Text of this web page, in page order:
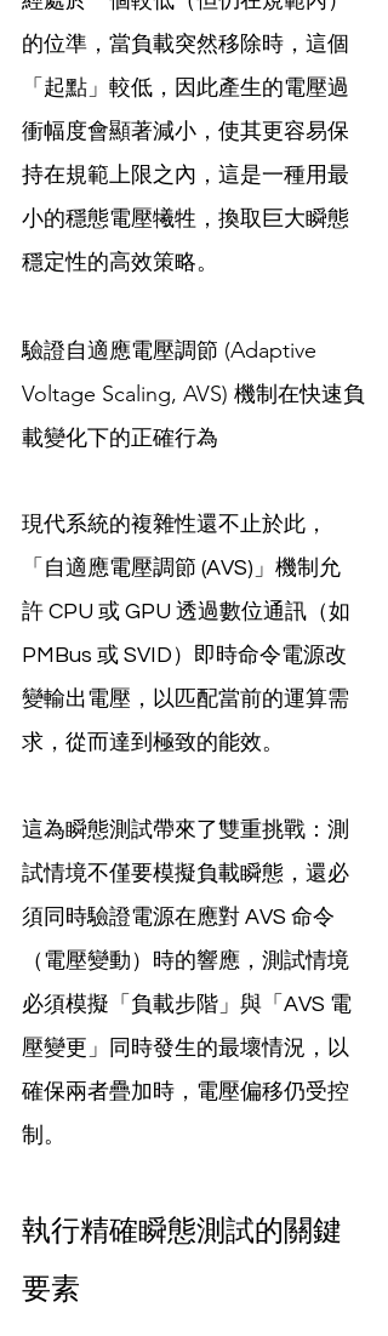
的位準，當負載突然移除時，這個
「起點」較低，因此產生的電壓過
衝幅度會顯著減小，使其更容易保
持在規範上限之內，這是一種用最
小的穩態電壓犧牲，換取巨大瞬態
穩定性的高效策略。
驗證自適應電壓調節 (Adaptive
Voltage Scaling, AVS) 機制在快速負
載變化下的正確行為
現代系統的複雜性還不止於此，
「自適應電壓調節 (AVS)」機制允
許 CPU 或 GPU 透過數位通訊（如
PMBus 或 SVID）即時命令電源改
變輸出電壓，以匹配當前的運算需
求，從而達到極致的能效。
這為瞬態測試帶來了雙重挑戰：測
試情境不僅要模擬負載瞬態，還必
須同時驗證電源在應對 AVS 命令
（電壓變動）時的響應，測試情境
必須模擬「負載步階」與「AVS 電
壓變更」同時發生的最壞情況，以
確保兩者疊加時，電壓偏移仍受控
制。
執行精確瞬態測試的關鍵
要素